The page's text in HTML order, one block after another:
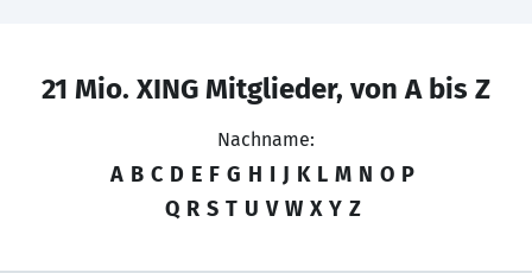
21 Mio. XING Mitglieder, von A bis Z
Nachname:
A B C D E F G H I J K L M N O P
Q R S T U V W X Y Z